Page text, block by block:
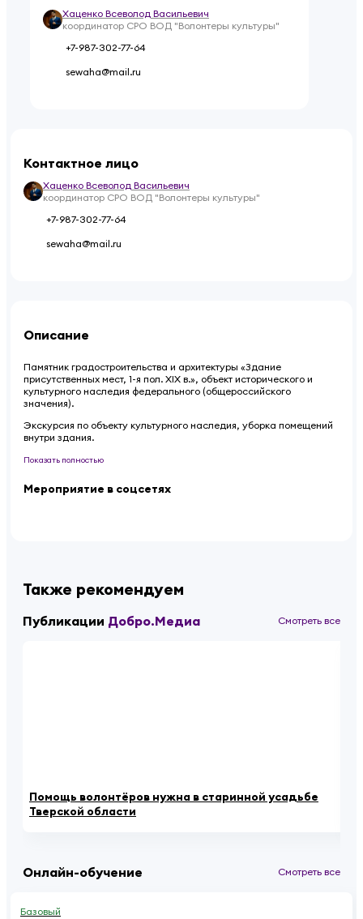
Хаценко Всеволод Васильевич
координатор СРО ВОД "Волонтеры культуры"
+7-987-302-77-64
sewaha@mail.ru
Контактное лицо
Хаценко Всеволод Васильевич
координатор СРО ВОД "Волонтеры культуры"
+7-987-302-77-64
sewaha@mail.ru
Описание
Памятник градостроительства и архитектуры «Здание
присутственных мест, 1-я пол. XIX в.», объект исторического и
культурного наследия федерального (общероссийского
значения).
Экскурсия по объекту культурного наследия, уборка помещений
внутри здания.
Показать полностью
Мероприятие в соцсетях
Также рекомендуем
Публикации Добро.Медиа Смотреть все
Помощь волонтёров нужна в старинной усадьбе
Тверской области
Онлайн-обучение Смотреть все
Базовый